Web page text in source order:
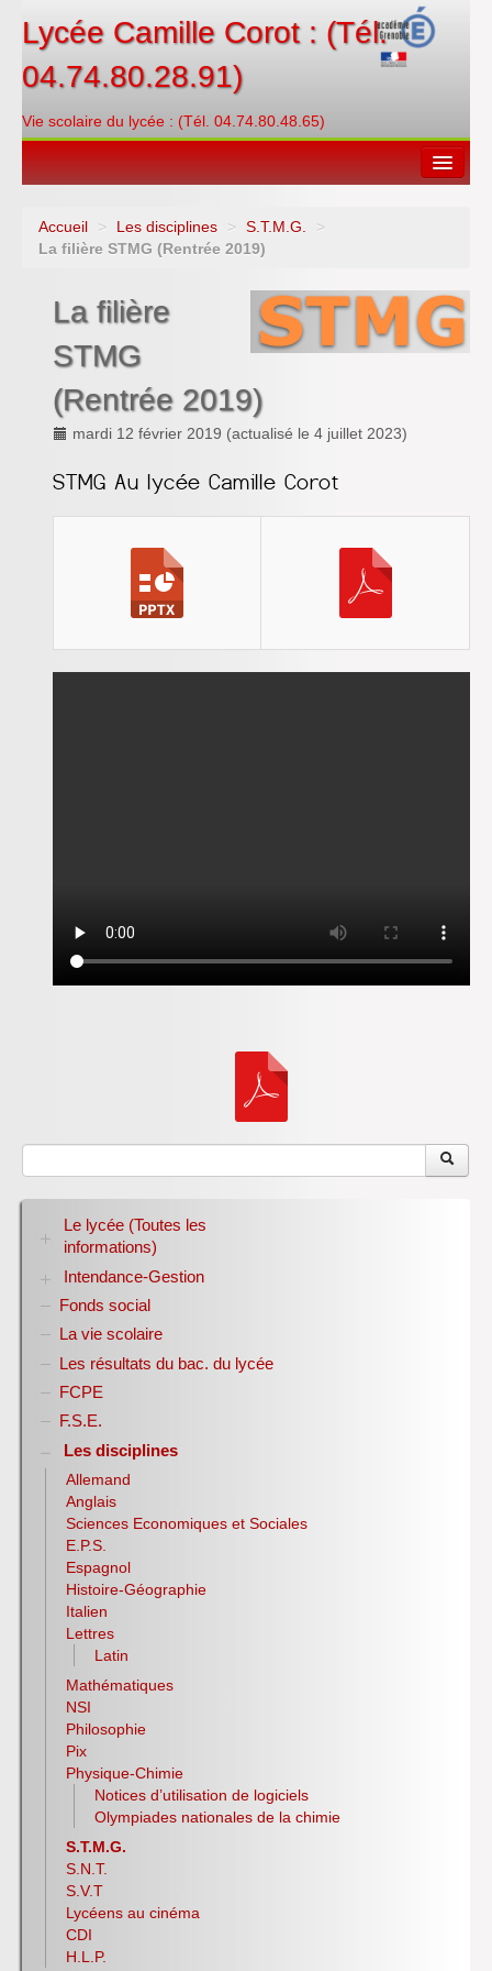
Lycée Camille Corot : (Tél.
04.74.80.28.91)
Vie scolaire du lycée : (Tél. 04.74.80.48.65)
Espace restauration
Créditer/Réserver
Arena Grenoble
Accueil > Les disciplines > S.T.M.G.
>
La filière STMG (Rentrée 2019)
La filière
STMG
(Rentrée 2019)
mardi 12 février 2019 (actualisé le 4 juillet 2023)
Le lycée (Toutes les
informations)
RENTREE 2026-2027
Stage des élèves de seconde
Intendance-Gestion
Restauration scolaire
Bourses nationales
Année scolaire 2017-2018
Année scolaire 2018-2019
Année scolaire 2019-2020
Fonds social
La vie scolaire
Les résultats du bac. du lycée
FCPE
F.S.E.
Les disciplines
Allemand
Anglais
Sciences Economiques et Sociales
E.P.S.
Espagnol
Histoire-Géographie
Italien
Lettres
Latin
Mathématiques
NSI
Philosophie
Pix
Physique-Chimie
Notices d’utilisation de logiciels
Olympiades nationales de la chimie
S.T.M.G.
S.N.T.
S.V.T
Lycéens au cinéma
CDI
H.L.P.